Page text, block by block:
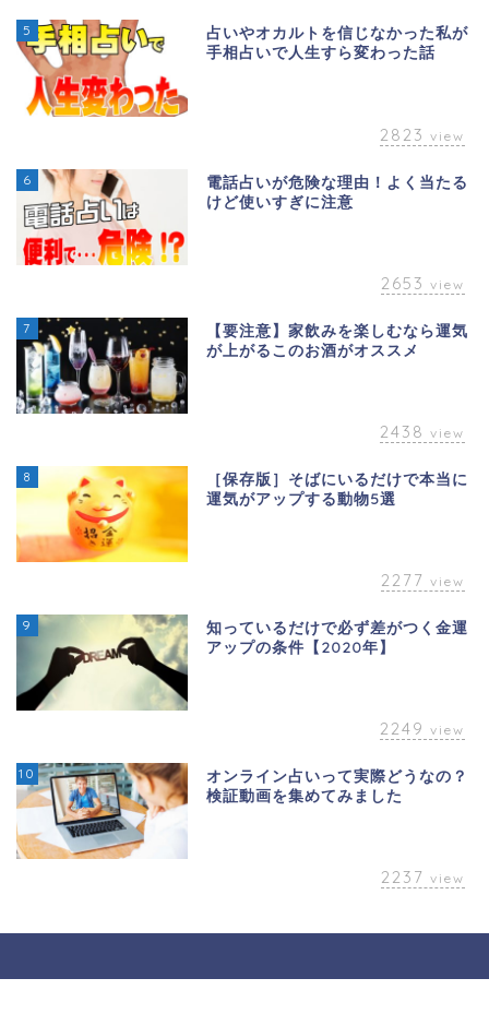
5
占いやオカルトを信じなかった私が
手相占いで人生すら変わった話
2823 view
6
電話占いが危険な理由！よく当たる
けど使いすぎに注意
2653 view
7
【要注意】家飲みを楽しむなら運気
が上がるこのお酒がオススメ
2438 view
8
［保存版］そばにいるだけで本当に
運気がアップする動物5選
2277 view
9
知っているだけで必ず差がつく金運
アップの条件【2020年】
2249 view
10
オンライン占いって実際どうなの？
検証動画を集めてみました
2237 view